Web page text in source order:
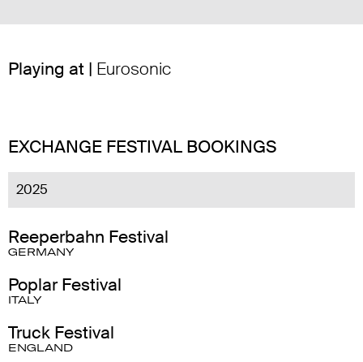
Playing at | Eurosonic
EXCHANGE FESTIVAL BOOKINGS
2025
Reeperbahn Festival
GERMANY
Poplar Festival
ITALY
Truck Festival
ENGLAND